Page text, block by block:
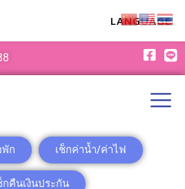
LANGUAGE
พัก เช็กค่าน้ำ/ค่าไฟ
กคืนเงินประกัน